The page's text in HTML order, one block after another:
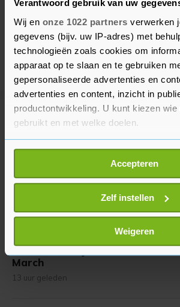
Verantwoord gebruik van uw
Wij en onze 1022 partners verwerken
gegevens (bijv. uw IP-adres) met
technologieën zoals cookies om
apparaat op te slaan en te gebruiken
gepersonaliseerde advertenties en
advertenties en content, inzicht in
productontwikkeling. U kunt kiezen wie
gebruikt en met welke doelen.
Als u het toestaat, willen we ook graag:
Informatie verzamelen over uw
locatie, die tot een paar meter
Uw apparaat identificeren door
scannen op specifieke
Lees meer over hoe uw persoonlijke
verwerkt en stel uw voorkeuren in het
U kunt uw toestemming op elk
Accepteren
Zelf instellen
Weigeren
Meer uit Binnenland
Gewonde bij steekincident in
Schinveld
Duizenden mensen lopen door
Amsterdam tijdens WorldPride
March
13 uur geleden